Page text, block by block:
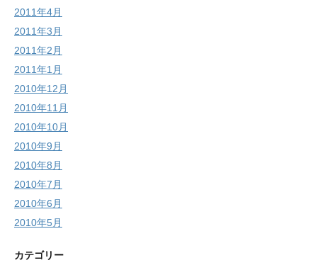
2011年4月
2011年3月
2011年2月
2011年1月
2010年12月
2010年11月
2010年10月
2010年9月
2010年8月
2010年7月
2010年6月
2010年5月
カテゴリー